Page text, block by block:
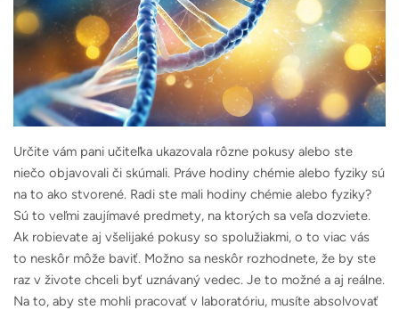
Určite vám pani učiteľka ukazovala rôzne pokusy alebo ste
niečo objavovali či skúmali. Práve hodiny chémie alebo fyziky sú
na to ako stvorené. Radi ste mali hodiny chémie alebo fyziky?
Sú to veľmi zaujímavé predmety, na ktorých sa veľa dozviete.
Ak robievate aj všelijaké pokusy so spolužiakmi, o to viac vás
to neskôr môže baviť. Možno sa neskôr rozhodnete, že by ste
raz v živote chceli byť uznávaný vedec. Je to možné a aj reálne.
Na to, aby ste mohli pracovať v laboratóriu, musíte absolvovať